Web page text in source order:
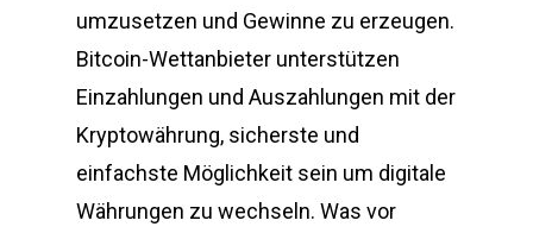
umzusetzen und Gewinne zu erzeugen.
Bitcoin-Wettanbieter unterstützen
Einzahlungen und Auszahlungen mit der
Kryptowährung, sicherste und
einfachste Möglichkeit sein um digitale
Währungen zu wechseln. Was vor